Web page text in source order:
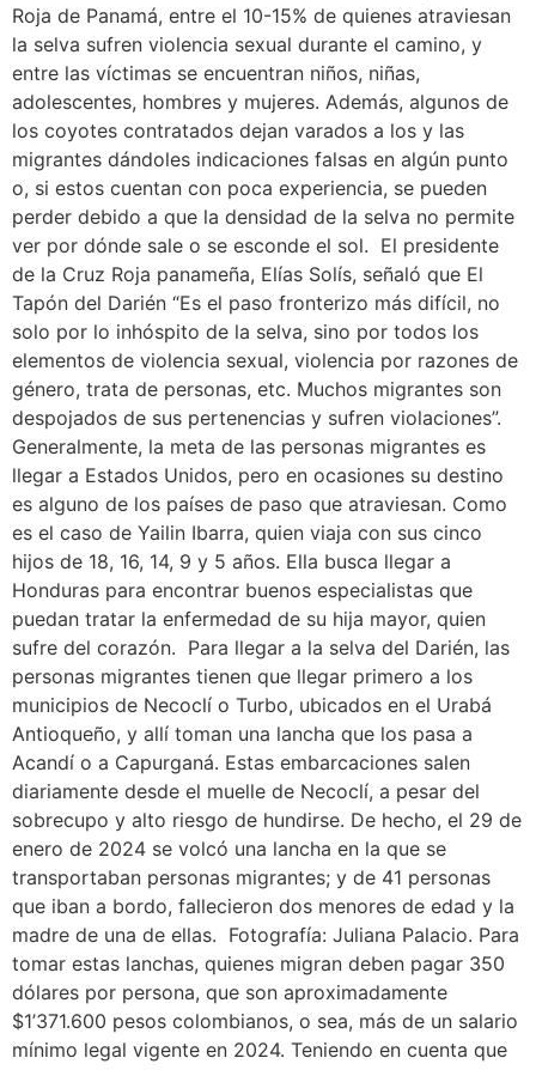
Roja de Panamá, entre el 10-15% de quienes atraviesan
la selva sufren violencia sexual durante el camino, y
entre las víctimas se encuentran niños, niñas,
adolescentes, hombres y mujeres. Además, algunos de
los coyotes contratados dejan varados a los y las
migrantes dándoles indicaciones falsas en algún punto
o, si estos cuentan con poca experiencia, se pueden
perder debido a que la densidad de la selva no permite
ver por dónde sale o se esconde el sol. El presidente
de la Cruz Roja panameña, Elías Solís, señaló que El
Tapón del Darién “Es el paso fronterizo más difícil, no
solo por lo inhóspito de la selva, sino por todos los
elementos de violencia sexual, violencia por razones de
género, trata de personas, etc. Muchos migrantes son
despojados de sus pertenencias y sufren violaciones”.
Generalmente, la meta de las personas migrantes es
llegar a Estados Unidos, pero en ocasiones su destino
es alguno de los países de paso que atraviesan. Como
es el caso de Yailin Ibarra, quien viaja con sus cinco
hijos de 18, 16, 14, 9 y 5 años. Ella busca llegar a
Honduras para encontrar buenos especialistas que
puedan tratar la enfermedad de su hija mayor, quien
sufre del corazón. Para llegar a la selva del Darién, las
personas migrantes tienen que llegar primero a los
municipios de Necoclí o Turbo, ubicados en el Urabá
Antioqueño, y allí toman una lancha que los pasa a
Acandí o a Capurganá. Estas embarcaciones salen
diariamente desde el muelle de Necoclí, a pesar del
sobrecupo y alto riesgo de hundirse. De hecho, el 29 de
enero de 2024 se volcó una lancha en la que se
transportaban personas migrantes; y de 41 personas
que iban a bordo, fallecieron dos menores de edad y la
madre de una de ellas. Fotografía: Juliana Palacio. Para
tomar estas lanchas, quienes migran deben pagar 350
dólares por persona, que son aproximadamente
$1’371.600 pesos colombianos, o sea, más de un salario
mínimo legal vigente en 2024. Teniendo en cuenta que